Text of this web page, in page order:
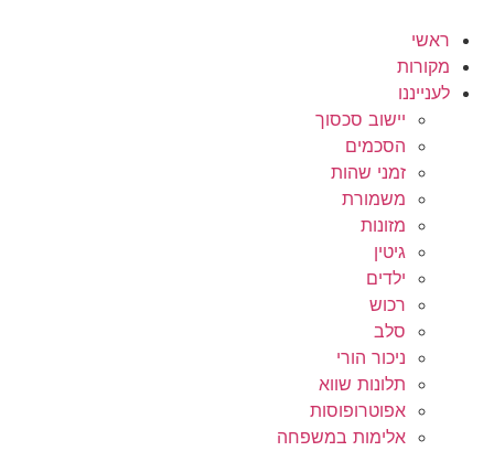
לתוכן
ראשי
מקורות
לענייננו
יישוב סכסוך
הסכמים
זמני שהות
משמורת
מזונות
גיטין
ילדים
רכוש
סלב
ניכור הורי
תלונות שווא
אפוטרופוסות
אלימות במשפחה